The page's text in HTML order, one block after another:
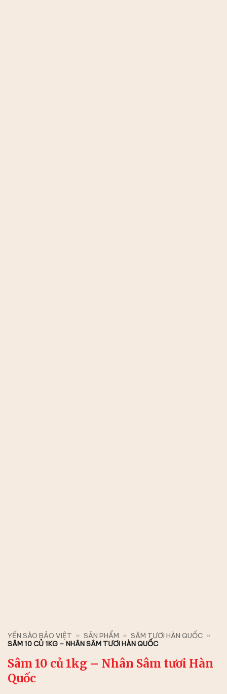
YẾN SÀO BẢO VIỆT » SẢN PHẨM » SÂM TƯƠI HÀN QUỐC »
SÂM 10 CỦ 1KG – NHÂN SÂM TƯƠI HÀN QUỐC
Sâm 10 củ 1kg – Nhân Sâm tươi Hàn
Quốc